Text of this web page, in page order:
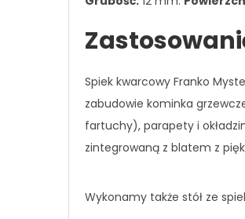
Spiek kwarcowy Franko
zabudowie kominka
fartuchy), parapety i
zintegrowaną z blatem z
Wykonamy także stół ze